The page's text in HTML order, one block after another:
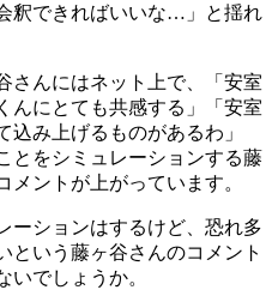
釈できればいいな…」と揺れ
さんにはネット上で、「安室
んにとても共感する」「安室
み上げるものがあるわ」
とをシミュレーションする藤
メントが上がっています。
ーションはするけど、恐れ多
という藤ヶ谷さんのコメント
いでしょうか。